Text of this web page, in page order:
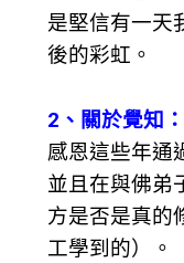
是堅信有一天
後的彩虹。
2、關於覺知：
感恩這些年通
並且在與佛弟
方是否是真的
工學到的）。